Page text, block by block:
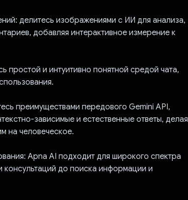
делитесь изображениями с ИИ для анализа,
добавляя интерактивное измерение к
простой и интуитивно понятной средой чата,
преимуществами передового Gemini API,
зависимые и естественные ответы, делая
на человеческое.
Apna AI подходит для широкого спектра
до поиска информации и